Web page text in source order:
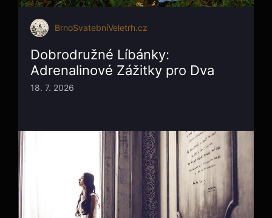
BrnoSvatebníVeletrh.cz
Dobrodružné Líbánky:
Adrenalinové Zážitky pro Dva
18. 7. 2026